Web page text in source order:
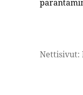
Nettisivut: